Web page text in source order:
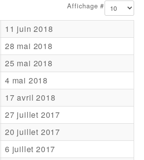
Affichage #
11 juin 2018
28 mai 2018
25 mai 2018
4 mai 2018
17 avril 2018
27 juillet 2017
20 juillet 2017
6 juillet 2017